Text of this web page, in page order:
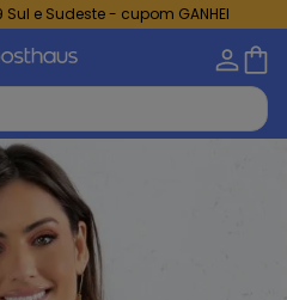
Sul e Sudeste - cupom GANHEI